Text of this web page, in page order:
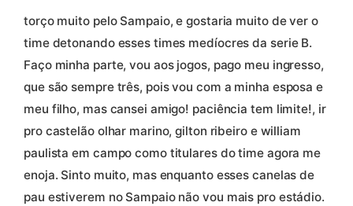
torço muito pelo Sampaio, e gostaria muito de ver o
time detonando esses times medíocres da serie B.
Faço minha parte, vou aos jogos, pago meu ingresso,
que são sempre três, pois vou com a minha esposa e
meu filho, mas cansei amigo! paciência tem limite!, ir
pro castelão olhar marino, gilton ribeiro e william
paulista em campo como titulares do time agora me
enoja. Sinto muito, mas enquanto esses canelas de
pau estiverem no Sampaio não vou mais pro estádio.